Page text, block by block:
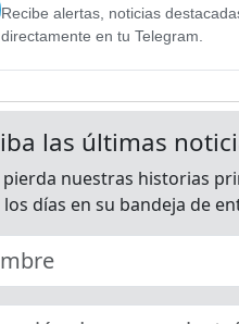
Recibe alertas, noticias
directamente en tu Telegram.